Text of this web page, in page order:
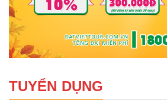
TUYỂN DỤNG